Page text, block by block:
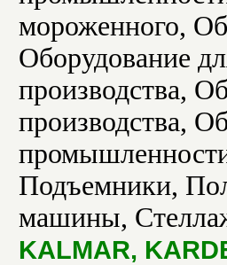
мороженного,
Оборудование
производства,
производства,
Подъемники,
машины,
KALMAR,